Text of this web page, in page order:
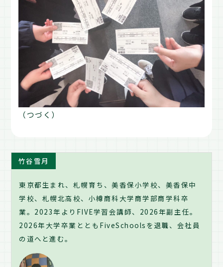
（つづく）
竹谷雪月
東京都生まれ、札幌育ち、美香保小学校、美香保中
学校、札幌北高校、小樽商科大学商学部商学科卒
業。2023年よりFIVE学習会講師、2026年副主任。
2026年大学卒業とともFiveSchoolsを退職、会社員
の道へと進む。